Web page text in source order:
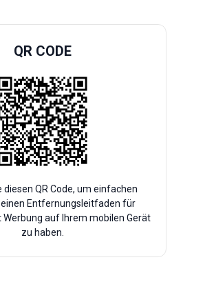
QR CODE
diesen QR Code, um einfachen
Entfernungsleitfaden für
Werbung auf Ihrem mobilen Gerät
zu haben.